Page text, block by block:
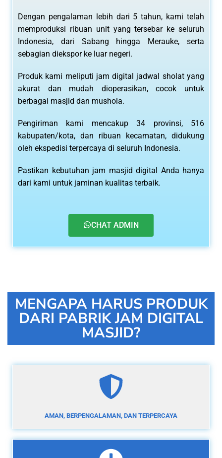
Dengan pengalaman lebih dari 5 tahun, kami telah
memproduksi ribuan unit yang tersebar ke seluruh
Indonesia, dari Sabang hingga Merauke, serta
sebagian diekspor ke luar negeri.
Produk kami meliputi jam digital jadwal sholat yang
akurat dan mudah dioperasikan, cocok untuk
berbagai masjid dan mushola.
Pengiriman kami mencakup 34 provinsi, 516
kabupaten/kota, dan ribuan kecamatan, didukung
oleh ekspedisi terpercaya di seluruh Indonesia.
Pastikan kebutuhan jam masjid digital Anda hanya
dari kami untuk jaminan kualitas terbaik.
CHAT ADMIN
MENGAPA HARUS PRODUK
DARI PABRIK JAM DIGITAL
MASJID?
AMAN, BERPENGALAMAN, DAN TERPERCAYA